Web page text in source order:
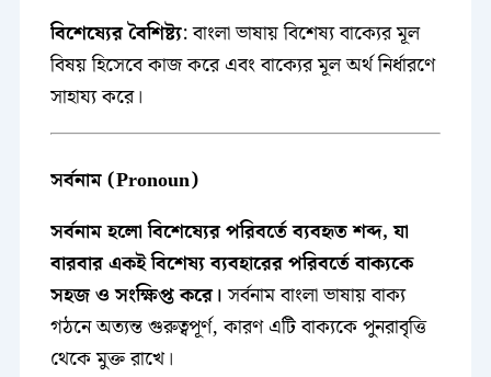
বিশেষ্যের বৈশিষ্ট্য: বাংলা ভাষায় বিশেষ্য বাক্যের মূল
বিষয় হিসেবে কাজ করে এবং বাক্যের মূল অর্থ নির্ধারণে
সাহায্য করে।
সর্বনাম (Pronoun)
সর্বনাম হলো বিশেষ্যের পরিবর্তে ব্যবহৃত শব্দ, যা
বারবার একই বিশেষ্য ব্যবহারের পরিবর্তে বাক্যকে
সহজ ও সংক্ষিপ্ত করে।সর্বনাম বাংলা ভাষায় বাক্য
গঠনে অত্যন্ত গুরুত্বপূর্ণ, কারণ এটি বাক্যকে পুনরাবৃত্তি
থেকে মুক্ত রাখে।